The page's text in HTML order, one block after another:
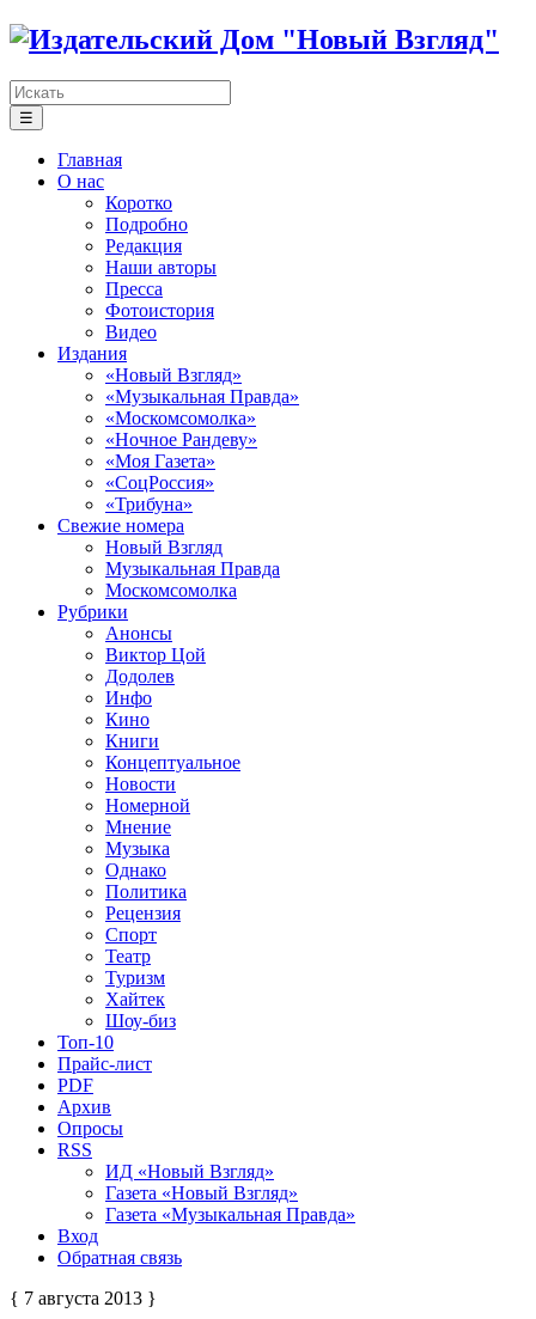
☰
Главная
О нас
Коротко
Подробно
Редакция
Наши авторы
Пресса
Фотоистория
Видео
Издания
«Новый Взгляд»
«Музыкальная Правда»
«Москомсомолка»
«Ночное Рандеву»
«Моя Газета»
«СоцРоссия»
«Трибуна»
Свежие номера
Новый Взгляд
Музыкальная Правда
Москомсомолка
Рубрики
Анонсы
Виктор Цой
Додолев
Инфо
Кино
Книги
Концептуальное
Новости
Номерной
Мнение
Музыка
Однако
Политика
Рецензия
Спорт
Театр
Туризм
Хайтек
Шоу-биз
Топ-10
Прайс-лист
PDF
Архив
Опросы
RSS
ИД «Новый Взгляд»
Газета «Новый Взгляд»
Газета «Музыкальная Правда»
Вход
Обратная связь
{ 7 августа 2013 }